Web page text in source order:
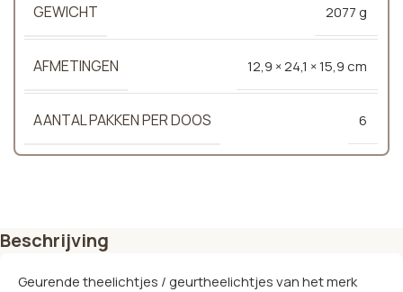
GEWICHT 2077 g
AFMETINGEN 12,9 × 24,1 × 15,9 cm
AANTAL PAKKEN PER DOOS 6
Beschrijving
Geurende theelichtjes / geurtheelichtjes van het merk